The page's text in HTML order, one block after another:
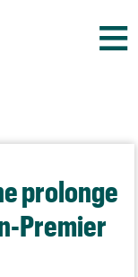
≡
prolonge
Premier